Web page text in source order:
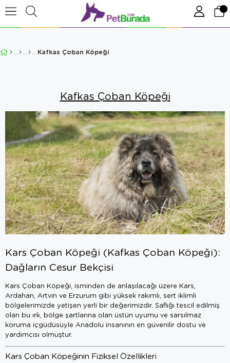
Kafkas Çoban Köpeği
Kafkas Çoban Köpeği
Kars Çoban Köpeği (Kafkas Çoban Köpeği):
Dağların Cesur Bekçisi
Kars Çoban Köpeği, isminden de anlaşılacağı üzere Kars,
Ardahan, Artvin ve Erzurum gibi yüksek rakımlı, sert iklimli
bölgelerimizde yetişen yerli bir değerimizdir. Saflığı tescil edilmiş
olan bu ırk, bölge şartlarına olan üstün uyumu ve sarsılmaz
koruma içgüdüsüyle Anadolu insanının en güvenilir dostu ve
yardımcısı olmuştur.
Kars Çoban Köpeğinin Fiziksel Özellikleri